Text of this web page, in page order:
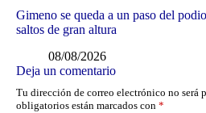
Gimeno se queda a un paso del
saltos de gran altura
08/08/2026
Deja un comentario
Tu dirección de correo electrónico no será
obligatorios están marcados con *